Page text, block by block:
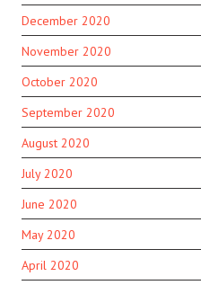
December 2020
November 2020
October 2020
September 2020
August 2020
July 2020
June 2020
May 2020
April 2020